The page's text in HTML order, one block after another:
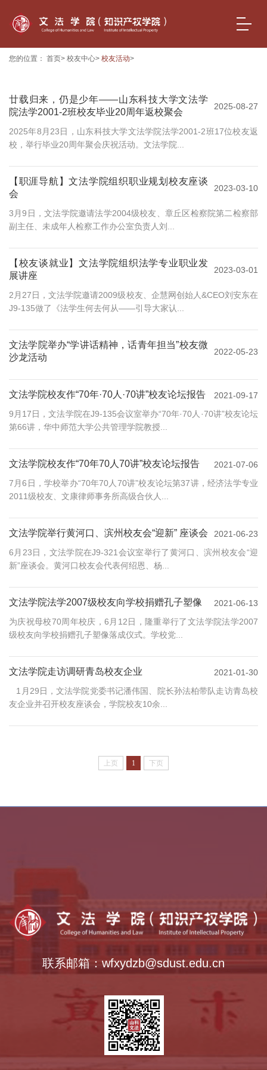
您的位置： 首页> 校友中心> 校友活动>
廿载归来，仍是少年——山东科技大学文法学
院法学2001-2班校友毕业20周年返校聚会
2025-08-27
2025年8月23日，山东科技大学文法学院法学2001-2班17位校友返
校，举行毕业20周年聚会庆祝活动。文法学院...
【职涯导航】文法学院组织职业规划校友座谈
会
2023-03-10
3月9日，文法学院邀请法学2004级校友、章丘区检察院第二检察部
副主任、未成年人检察工作办公室负责人刘...
【校友谈就业】文法学院组织法学专业职业发
展讲座
2023-03-01
2月27日，文法学院邀请2009级校友、企慧网创始人&CEO刘安东在
J9-135做了《法学生何去何从——引导大家认...
文法学院举办“学讲话精神，话青年担当”校友微
沙龙活动
2022-05-23
文法学院校友作“70年·70人·70讲”校友论坛报告
2021-09-17
9月17日，文法学院在J9-135会议室举办“70年·70人·70讲”校友论坛
第66讲，华中师范大学公共管理学院教授...
文法学院校友作“70年70人70讲”校友论坛报告
2021-07-06
7月6日，学校举办“70年70人70讲”校友论坛第37讲，经济法学专业
2011级校友、文康律师事务所高级合伙人...
文法学院举行黄河口、滨州校友会“迎新” 座谈会
2021-06-23
6月23日，文法学院在J9-321会议室举行了黄河口、滨州校友会“迎
新”座谈会。黄河口校友会代表何绍恩、杨...
文法学院法学2007级校友向学校捐赠孔子塑像
2021-06-13
为庆祝母校70周年校庆，6月12日，隆重举行了文法学院法学2007
级校友向学校捐赠孔子塑像落成仪式。学校党...
文法学院走访调研青岛校友企业
2021-01-30
1月29日，文法学院党委书记潘伟国、院长孙法柏带队走访青岛校
友企业并召开校友座谈会，学院校友10余...
上页 1 下页
智慧校园
联系邮箱：wfxydzb@sdust.edu.cn